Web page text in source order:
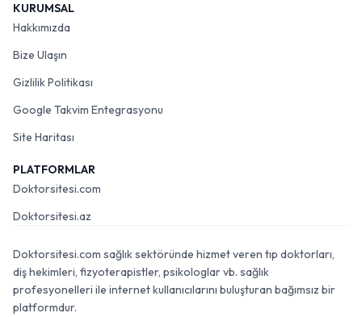
KURUMSAL
Hakkımızda
Bize Ulaşın
Gizlilik Politikası
Google Takvim Entegrasyonu
Site Haritası
PLATFORMLAR
Doktorsitesi.com
Doktorsitesi.az
Doktorsitesi.com sağlık sektöründe hizmet veren tıp doktorları,
diş hekimleri, fizyoterapistler, psikologlar vb. sağlık
profesyonelleri ile internet kullanıcılarını buluşturan bağımsız bir
platformdur.